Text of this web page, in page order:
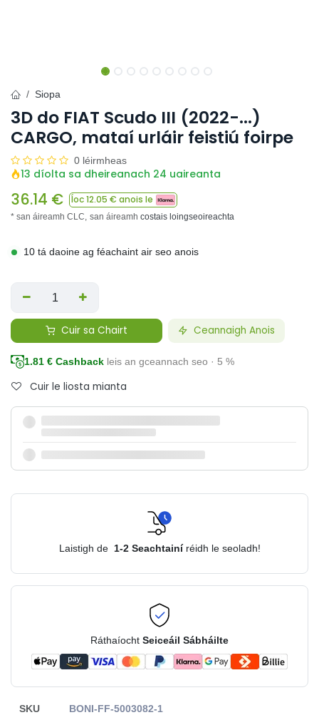
Siopa
3D do FIAT Scudo III (2022-...)
CARGO, mataí urláir feistiú foirpe
0 léirmheas
13 díolta sa dheireanach 24 uaireanta
36.14 € Íoc12.05 € anois le
* san áireamh CLC, san áireamh costais loingseoireachta
10 tá daoine ag féachaint air seo anois
Cuir sa Chairt Ceannaigh Anois
1.81 € Cashback leis an gceannach seo · 5 %
Cuir le liosta mianta
Laistigh de 1-2 Seachtainí réidh le seoladh!
Ráthaíocht Seiceáil Sábháilte
SKU
BONI-FF-5003082-1